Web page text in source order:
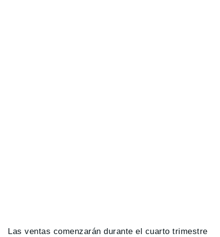
Las ventas comenzarán durante el cuarto trimestre